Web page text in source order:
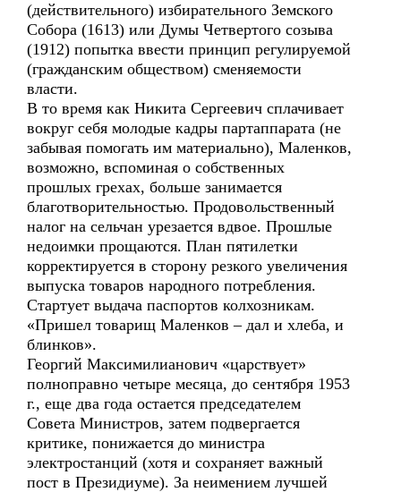
(действительного) избирательного Земского
Собора (1613) или Думы Четвертого созыва
(1912) попытка ввести принцип регулируемой
(гражданским обществом) сменяемости
власти.
В то время как Никита Сергеевич сплачивает
вокруг себя молодые кадры партаппарата (не
забывая помогать им материально), Маленков,
возможно, вспоминая о собственных
прошлых грехах, больше занимается
благотворительностью. Продовольственный
налог на сельчан урезается вдвое. Прошлые
недоимки прощаются. План пятилетки
корректируется в сторону резкого увеличения
выпуска товаров народного потребления.
Стартует выдача паспортов колхозникам.
«Пришел товарищ Маленков – дал и хлеба, и
блинков».
Георгий Максимилианович «царствует»
полноправно четыре месяца, до сентября 1953
г., еще два года остается председателем
Совета Министров, затем подвергается
критике, понижается до министра
электростанций (хотя и сохраняет важный
пост в Президиуме). За неимением лучшей